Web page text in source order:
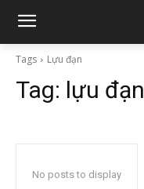
Tags Lựu đạn
Tag: lựu đạn
No posts to display